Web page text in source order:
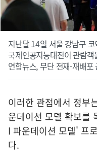
지난달 14일 서울 강남구
국제인공지능대전이 관람
연합뉴스, 무단 전재-재배포
이러한 관점에서 정부
운데이션 모델 확보를
I 파운데이션 모델' 프
다.